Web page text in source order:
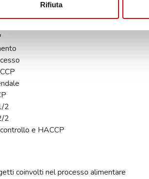
Rifiuta
alimentare
2
2
e HACCP
coinvolti nel processo alimentare